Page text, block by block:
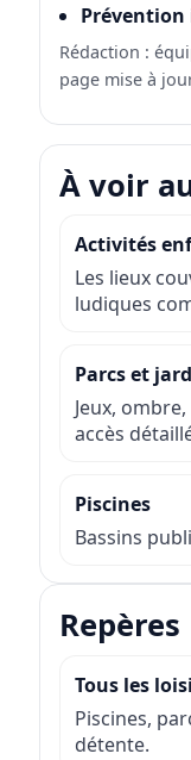
Prévention
Rédaction :
page mise à
À voir
Activités
Les lieux
ludiques
Parcs et
Jeux,
accès
Piscines
Bassins
Repères
Tous les
Piscines,
détente.